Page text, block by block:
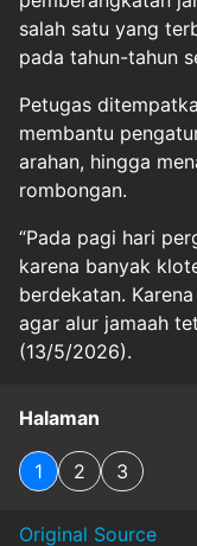
salah satu yang
pada tahun-tahun
Petugas
membantu
arahan, hingga
rombongan.
“Pada pagi hari
karena banyak
berdekatan.
agar alur jamaah
(13/5/2026).
Halaman
1 2 3
Original Source